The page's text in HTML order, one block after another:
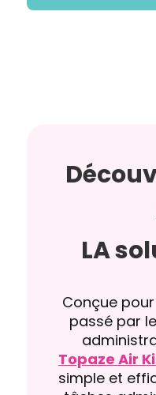
LA
Conçue
passé par
Topaze Air
simple et